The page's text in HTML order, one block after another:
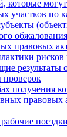
которые
участков по
правовых
рисков
результаты
проверок
получения
правовых
поездки